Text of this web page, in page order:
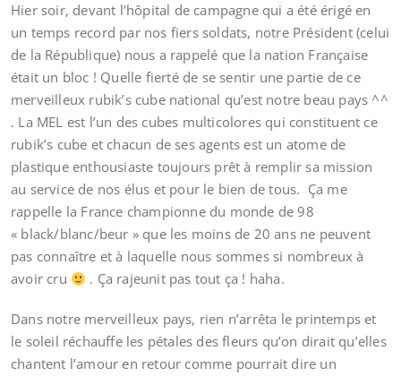
Hier soir, devant l’hôpital de campagne qui a été érigé en
un temps record par nos fiers soldats, notre Président (celui
de la République) nous a rappelé que la nation Française
était un bloc ! Quelle fierté de se sentir une partie de ce
merveilleux rubik’s cube national qu’est notre beau pays ^^
. La MEL est l’un des cubes multicolores qui constituent ce
rubik’s cube et chacun de ses agents est un atome de
plastique enthousiaste toujours prêt à remplir sa mission
au service de nos élus et pour le bien de tous. Ça me
rappelle la France championne du monde de 98
« black/blanc/beur » que les moins de 20 ans ne peuvent
pas connaître et à laquelle nous sommes si nombreux à
avoir cru
. Ça rajeunit pas tout ça ! haha.
Dans notre merveilleux pays, rien n’arrêta le printemps et
le soleil réchauffe les pétales des fleurs qu’on dirait qu’elles
chantent l’amour en retour comme pourrait dire un